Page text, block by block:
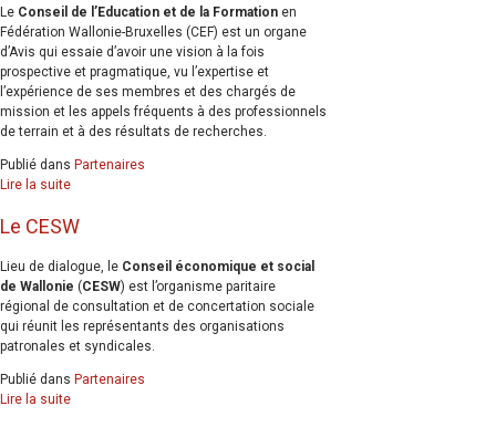
Le Conseil de l’Education et de la Formation en
Fédération Wallonie-Bruxelles (CEF) est un organe
d’Avis qui essaie d’avoir une vision à la fois
prospective et pragmatique, vu l’expertise et
l’expérience de ses membres et des chargés de
mission et les appels fréquents à des professionnels
de terrain et à des résultats de recherches.
Publié dans Partenaires
Lire la suite
Le CESW
Lieu de dialogue, le Conseil économique et social
de Wallonie (CESW) est l’organisme paritaire
régional de consultation et de concertation sociale
qui réunit les représentants des organisations
patronales et syndicales.
Publié dans Partenaires
Lire la suite